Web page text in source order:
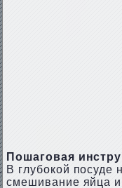
Пошаговая
В глубокой посуде
смешивание яйца